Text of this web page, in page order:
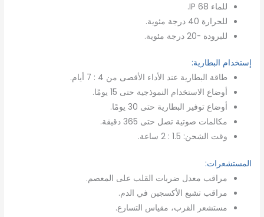
للماء IP 68.
للحرارة 40 درجة مئوية.
للبرودة -20 درجة مئوية.
إستخدام البطارية:
طاقة البطارية عند الأداء الأقصى من 4 : 7 أيام.
أوضاع الاستخدام النموذجية حتى 15 يومًا.
أوضاع توفير البطارية حتى 30 يومًا.
مكالمات صوتية تصل حتى 365 دقيقة.
وقت الشحن: 1.5 : 2 ساعة.
المستشعرات:
مراقب معدل ضربات القلب على المعصم.
مراقب تشبع الأكسجين في الدم.
مستشعر القرب، مقياس التسارع.